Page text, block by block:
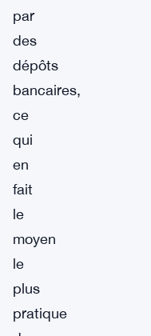
par
des
dépôts
bancaires,
ce
qui
en
fait
le
moyen
le
plus
pratique